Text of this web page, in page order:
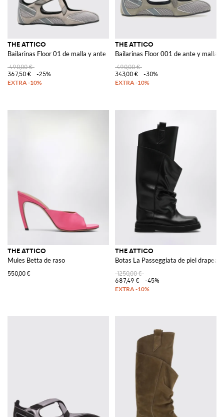
THE ATTICO
Bailarinas Floor 01 de malla y ante
490,00 €
367,50 €
-25%
THE ATTICO
Bailarinas Floor 001 de ante y malla
490,00 €
343,00 €
-30%
THE ATTICO
Mules Betta de raso
550,00 €
THE ATTICO
Botas La Passeggiata de piel
1250,00 €
687,49 €
-45%